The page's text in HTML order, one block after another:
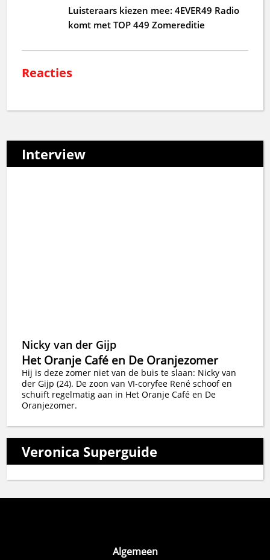
Luisteraars kiezen mee: 4EVER49 Radio
komt met TOP 449 Zomereditie
Reacties
Interview
Nicky van der Gijp
Het Oranje Café en De Oranjezomer
Hij is deze zomer niet van de buis te slaan: Nicky van
der Gijp (24). De zoon van VI-coryfee René schoof en
schuift regelmatig aan in Het Oranje Café en De
Oranjezomer.
Veronica Superguide
Algemeen